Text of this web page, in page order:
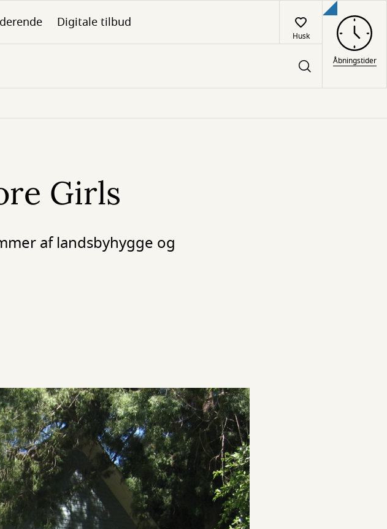
Digitale tilbud
Husk
Åbningstider
Girls
af landsbyhygge og